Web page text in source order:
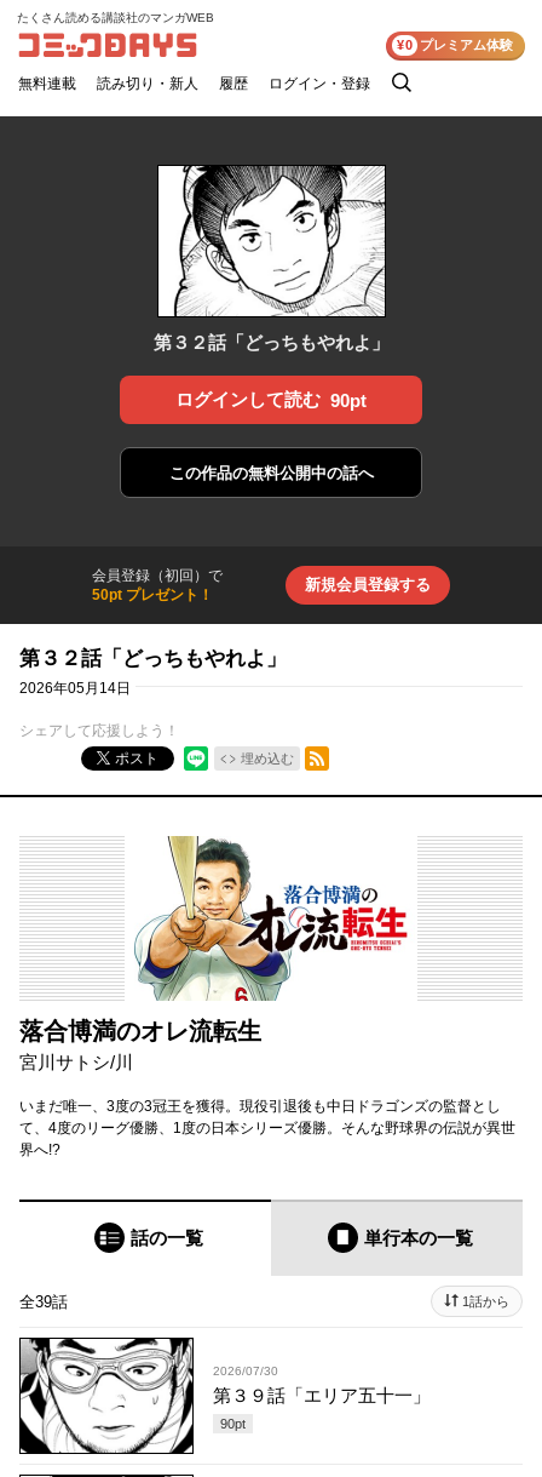
コミックDAYS
たくさん読める講談社のマンガWEB
無料連載 読み切り・新人 履歴 ログイン・登録
検
¥0 プレミアム体験
第３２話「どっちもやれよ」
ログインして読む 90pt
この作品の無料公開中の話へ
会員登録（初回）で
50pt プレゼント！
新規会員登録する
第３２話「どっちもやれよ」
2026年05月14日
シェアして応援しよう！
ポスト
埋め込む
RSSフィード
落合博満のオレ流転生
宮川サトシ/川
いまだ唯一、3度の3冠王を獲得。現役引退後も中日ドラゴンズの監督とし
て、4度のリーグ優勝、1度の日本シリーズ優勝。そんな野球界の伝説が異世
界へ!?
話の一覧 単行本の一覧
全39話 1話から
2026/07/30
第３９話「エリア五十一」
90pt